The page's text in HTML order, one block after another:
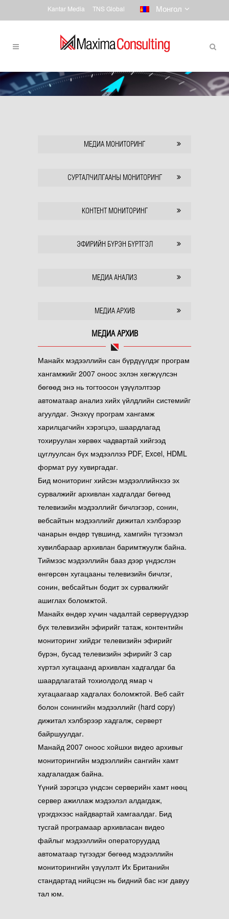
Kantar Media TNS Global Монгол
МЕДИА МОНИТОРИНГ
СУРТАЛЧИЛГААНЫ МОНИТОРИНГ
КОНТЕНТ МОНИТОРИНГ
ЭФИРИЙН БҮРЭН БҮРТГЭЛ
МЕДИА АНАЛИЗ
МЕДИА АРХИВ
МЕДИА АРХИВ
Манайх мэдээллийн сан бүрдүүлдэг програм
хангамжийг 2007 оноос эхлэн хөгжүүлсэн
бөгөөд энэ нь тогтоосон үзүүлэлтээр
автоматаар анализ хийх үйлдлийн системийг
агуулдаг. Энэхүү програм хангамж
харилцагчийн хэрэгцээ, шаардлагад
тохируулан хөрвөх чадвартай хийгээд
цуглуулсан бүх мэдээллээ PDF, Excel, HDML
формат руу хувиргадаг.
Бид мониторинг хийсэн мэдээллийнхээ эх
сурвалжийг архивлан хадгалдаг бөгөөд
телевизийн мэдээллийг бичлэгээр, сонин,
вебсайтын мэдээллийг дижитал хэлбэрээр
чанарын өндөр түвшинд, хамгийн түгээмэл
хувилбараар архивлан баримтжуулж байна.
Тиймээс мэдээллийн бааз дээр үндэслэн
өнгөрсөн хугацааны телевизийн бичлэг,
сонин, вебсайтын бодит эх сурвалжийг
ашиглах боломжтой.
Манайх өндөр хүчин чадалтай серверүүдээр
бүх телевизийн эфирийг татаж, контентийн
мониторинг хийдэг телевизийн эфирийг
бүрэн, бусад телевизийн эфирийг 3 сар
хүртэл хугацаанд архивлан хадгалдаг ба
шаардлагатай тохиолдолд ямар ч
хугацаагаар хадгалах боломжтой. Веб сайт
болон сонингийн мэдээллийг (hard copy)
дижитал хэлбэрээр хадгалж, серверт
байршуулдаг.
Манайд 2007 оноос хойшхи видео архивыг
мониторингийн мэдээллийн сангийн хамт
хадгалагдаж байна.
Үүний зэрэгцээ үндсэн серверийн хамт нөөц
сервер ажиллаж мэдээлэл алдагдаж,
үрэгдэхээс найдвартай хамгаалдаг. Бид
тусгай програмаар архивласан видео
файлыг мэдээллийн операторуудад
автоматаар түгээдэг бөгөөд мэдээллийн
мониторингийн үзүүлэлт Их Британийн
стандартад нийцсэн нь бидний бас нэг давуу
тал юм.